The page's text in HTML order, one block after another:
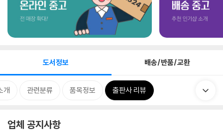
도서정보 배송/반품/교환
개 관련분류 품목정보 출판사 리뷰
업체 공지사항